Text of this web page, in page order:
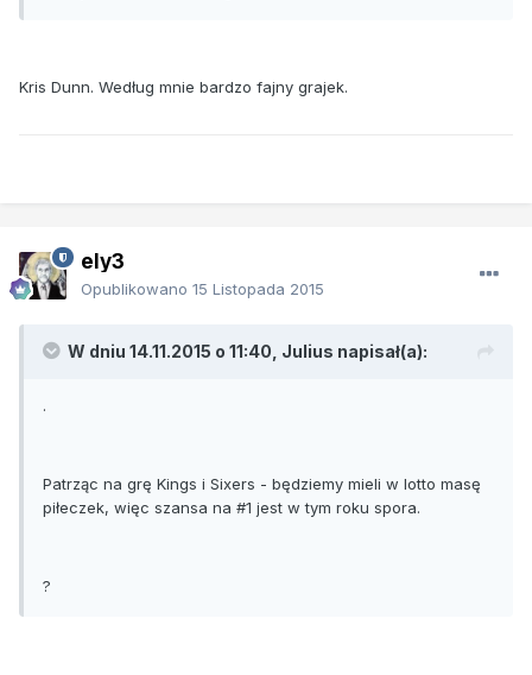
Kris Dunn. Według mnie bardzo fajny grajek.
ely3
Opublikowano 15 Listopada 2015
W dniu 14.11.2015 o 11:40, Julius napisał(a):
.
Patrząc na grę Kings i Sixers - będziemy mieli w lotto masę
piłeczek, więc szansa na #1 jest w tym roku spora.
?